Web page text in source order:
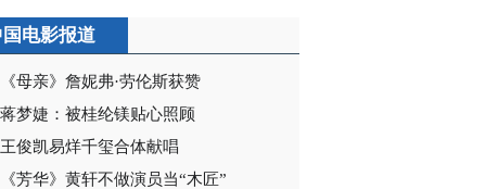
电影报道
《母亲》詹妮弗·劳伦斯获赞
蒋梦婕：被桂纶镁贴心照顾
王俊凯易烊千玺合体献唱
《芳华》黄轩不做演员当“木匠”